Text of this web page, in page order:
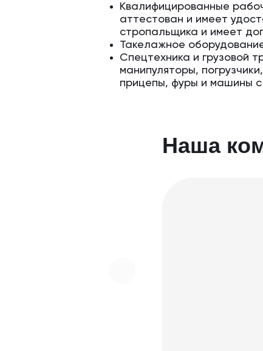
Квалифицированные
аттестован и имеет
стропальщика и имеет
Такелажное
Спецтехника и грузовой
манипуляторы,
прицепы, фуры и машины с
Наша